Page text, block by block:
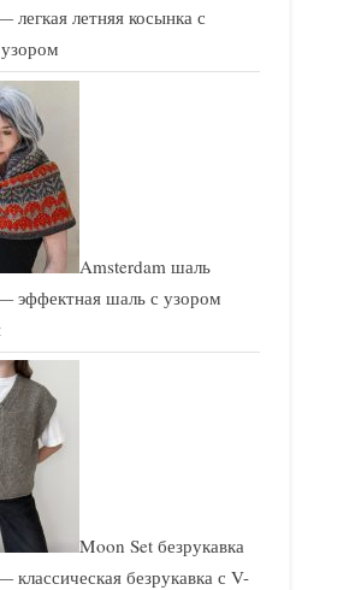
легкая летняя косынка с
Amsterdam шаль
эффектная шаль с узором
Moon Set безрукавка
классическая безрукавка с V-